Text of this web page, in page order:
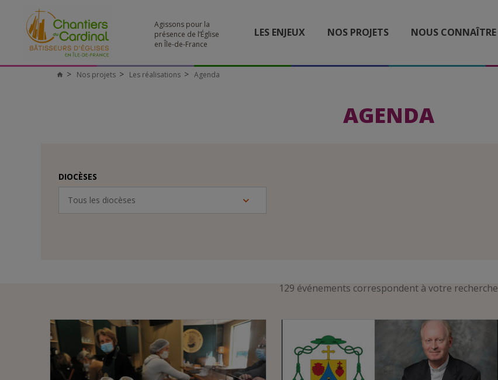
Agissons pour la
présence de l’Église
en Île-de-France
LES ENJEUX NOS PROJETS NOUS CONNAÎTRE
Chantiers
Nos projets Les réalisations Agenda
AGENDA
DIOCÈSES
Tous les diocèses
129 événements correspondent à votre recherche